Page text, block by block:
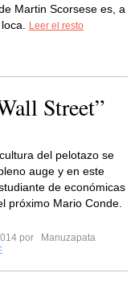
Martin Scorsese es, a
Leer el resto
Street”
del pelotazo se
auge y en este
de económicas
próximo Mario Conde.
por
Manuzapata